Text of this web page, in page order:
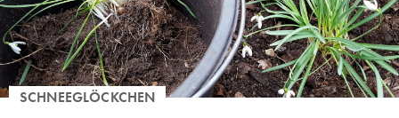
SCHNEEGLÖCKCHEN